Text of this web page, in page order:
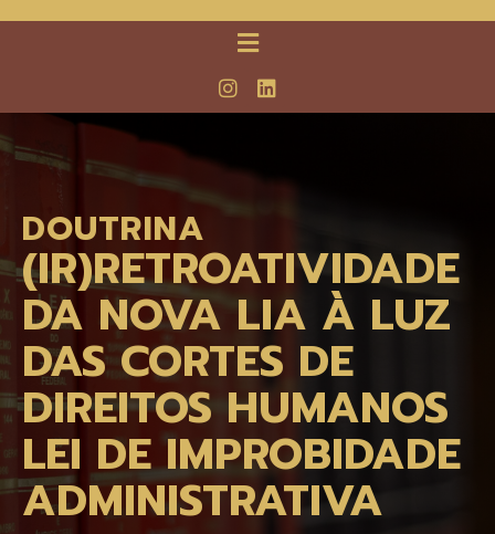
DOUTRINA
(IR)RETROATIVIDADE
DA NOVA LIA À LUZ
DAS CORTES DE
DIREITOS HUMANOS
LEI DE IMPROBIDADE
ADMINISTRATIVA